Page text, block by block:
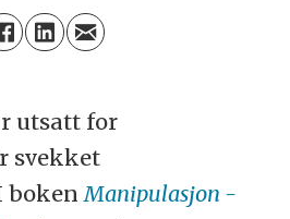
utsatt for
svekket
bokenManipulasjon -